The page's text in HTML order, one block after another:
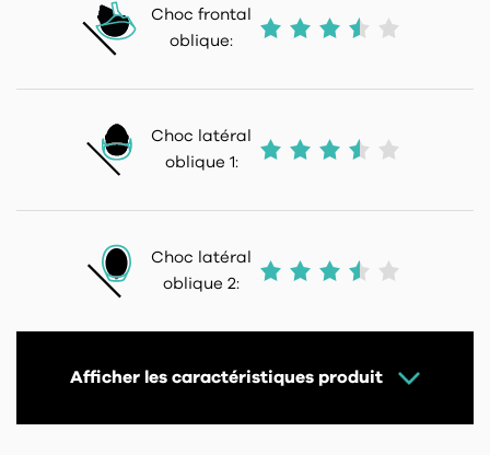
Choc frontal
oblique:
Choc latéral
oblique 1:
Choc latéral
oblique 2:
Afficher les caractéristiques produit